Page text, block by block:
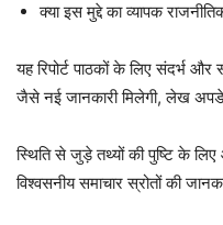
क्या इस मुद्दे का व्यापक
यह रिपोर्ट पाठकों के लिए संदर्भ
जैसे नई जानकारी मिलेगी, लेख
स्थिति से जुड़े तथ्यों की पुष्टि के
विश्वसनीय समाचार स्रोतों की